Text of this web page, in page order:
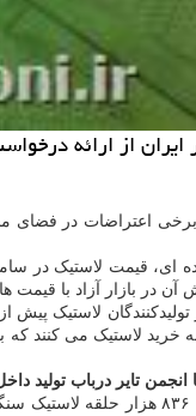
از ارائه
برخی اعتراضات در
«کالا» ی وزارت صمت با بازار آزاد
بازار آزاد با قیمت
لاستیک پیش
خرید لاستیک می کنند